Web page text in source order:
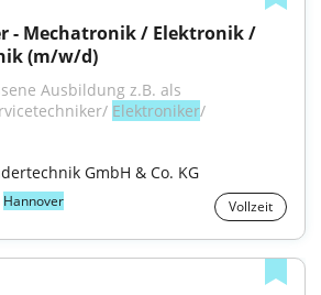
- Mechatronik / Elektronik /
(m/w/d)
Ausbildung z.B. als
Elektroniker/
GmbH & Co. KG
Hannover Vollzeit